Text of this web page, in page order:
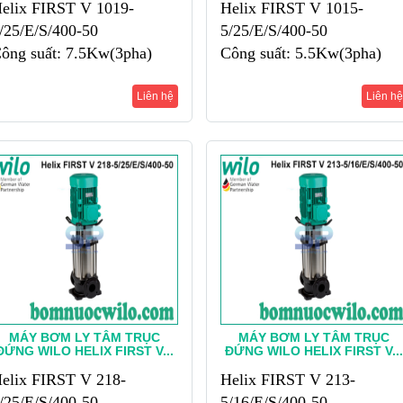
FIRST V 1019-
25/E/S/400-50
suất: 7.5Kw(3pha)
Liên hệ
Helix FIRST V 1015-
5/25/E/S/400-50
Công suất: 5.5Kw(3pha)
Liên hệ
MÁY BƠM LY TÂM TRỤC
WILO HELIX FIRST V...
FIRST V 218-
MÁY BƠM LY TÂM TRỤC
ĐỨNG WILO HELIX FIRST V...
Helix FIRST V 213-